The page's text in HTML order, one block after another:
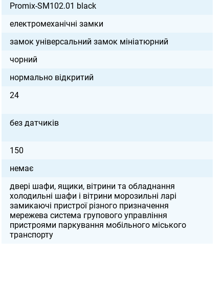
Promix-SM102.01 black
електромеханічні замки
замок універсальний замок мініатюрний
чорний
нормально відкритий
24
без датчиків
150
немає
двері шафи, ящики, вітрини та обладнання
холодильні шафи і вітрини морозильні ларі
замикаючі пристрої різного призначення
мережева система групового управління
пристроями паркування мобільного міського
транспорту